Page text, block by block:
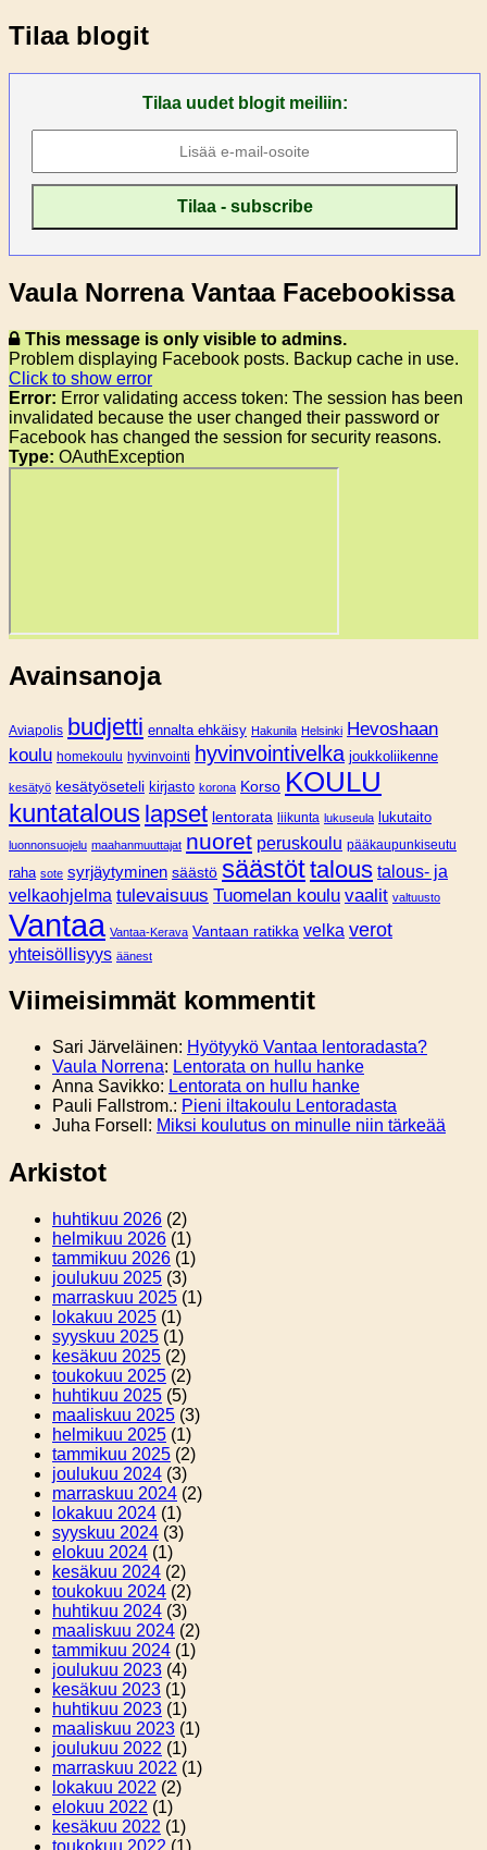
Tilaa blogit
Tilaa uudet blogit meiliin:
Vaula Norrena Vantaa Facebookissa
This message is only visible to admins.
Problem displaying Facebook posts. Backup cache in use.
Click to show error
Error: Error validating access token: The session has been
invalidated because the user changed their password or
Facebook has changed the session for security reasons.
Type: OAuthException
Avainsanoja
Aviapolis budjetti ennalta ehkäisy Hakunila Helsinki Hevoshaan
koulu homekoulu hyvinvointi hyvinvointivelka joukkoliikenne
kesätyö kesätyöseteli kirjasto korona Korso KOULU
kuntatalous lapset lentorata liikunta lukuseula lukutaito
luonnonsuojelu maahanmuuttajat nuoret peruskoulu pääkaupunkiseutu
raha sote syrjäytyminen säästö säästöttalous talous- ja
velkaohjelma tulevaisuus Tuomelan koulu vaalit valtuusto
Vantaa Vantaa-Kerava Vantaan ratikka velka verot
yhteisöllisyys äänest
Viimeisimmät kommentit
Sari Järveläinen: Hyötyykö Vantaa lentoradasta?
Vaula Norrena: Lentorata on hullu hanke
Anna Savikko: Lentorata on hullu hanke
Pauli Fallstrom.: Pieni iltakoulu Lentoradasta
Juha Forsell : Miksi koulutus on minulle niin tärkeää
Arkistot
huhtikuu 2026 (2)
helmikuu 2026 (1)
tammikuu 2026 (1)
joulukuu 2025 (3)
marraskuu 2025 (1)
lokakuu 2025 (1)
syyskuu 2025 (1)
kesäkuu 2025 (2)
toukokuu 2025 (2)
huhtikuu 2025 (5)
maaliskuu 2025 (3)
helmikuu 2025 (1)
tammikuu 2025 (2)
joulukuu 2024 (3)
marraskuu 2024 (2)
lokakuu 2024 (1)
syyskuu 2024 (3)
elokuu 2024 (1)
kesäkuu 2024 (2)
toukokuu 2024 (2)
huhtikuu 2024 (3)
maaliskuu 2024 (2)
tammikuu 2024 (1)
joulukuu 2023 (4)
kesäkuu 2023 (1)
huhtikuu 2023 (1)
maaliskuu 2023 (1)
joulukuu 2022 (1)
marraskuu 2022 (1)
lokakuu 2022 (2)
elokuu 2022 (1)
kesäkuu 2022 (1)